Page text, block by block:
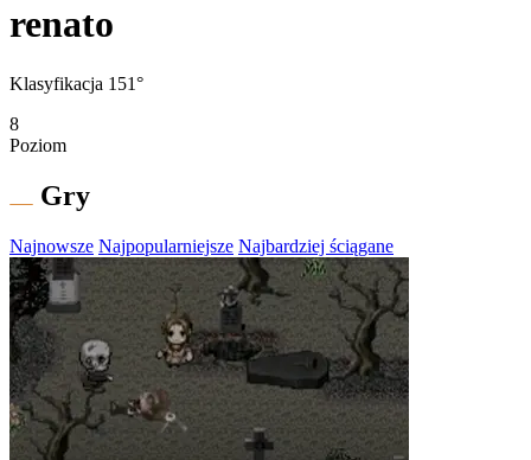
renato
Klasyfikacja 151°
8
Poziom
Gry
Najnowsze Najpopularniejsze Najbardziej ściągane